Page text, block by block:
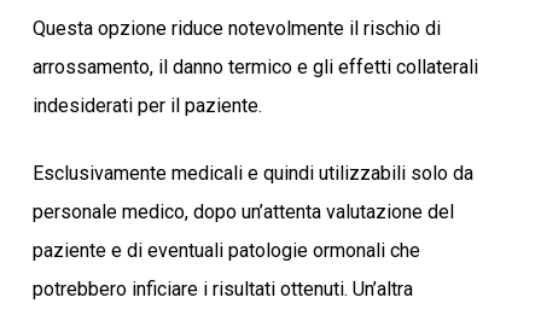
Questa opzione riduce notevolmente il rischio di
arrossamento, il danno termico e gli effetti collaterali
indesiderati per il paziente.
Esclusivamente medicali e quindi utilizzabili solo da
personale medico, dopo un’attenta valutazione del
paziente e di eventuali patologie ormonali che
potrebbero inficiare i risultati ottenuti. Un’altra